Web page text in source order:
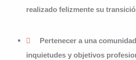
realizado felizmente su
Pertenecer a una
inquietudes y objetivos